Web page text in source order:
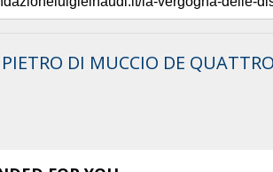
PIETRO DI MUCCIO DE